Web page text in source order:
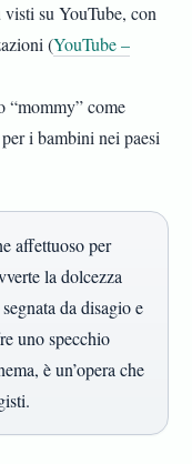
su YouTube, con
(YouTube –
“mommy” come
i bambini nei paesi
affettuoso per
la dolcezza
da disagio e
uno specchio
è un’opera che